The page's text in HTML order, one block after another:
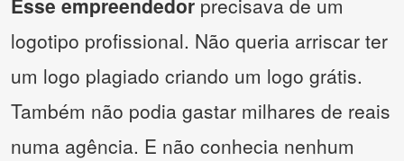
Esse empreendedor precisava de um
logotipo profissional. Não queria arriscar ter
um logo plagiado criando um logo grátis.
Também não podia gastar milhares de reais
numa agência. E não conhecia nenhum